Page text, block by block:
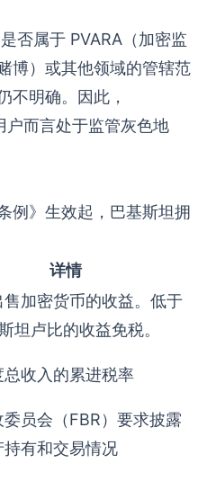
否属于 PVARA（加密监
博）或其他领域的管辖范
不明确。因此，
而言处于监管灰色地
例》生效起，巴基斯坦拥
详情
售加密货币的收益。低于
坦卢比的收益免税。
总收入的累进税率
员会（FBR）要求披露
持有和交易情况